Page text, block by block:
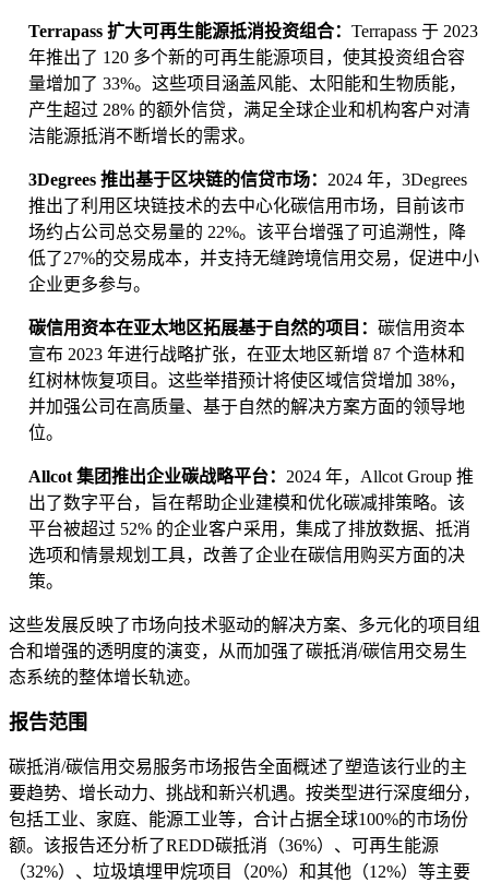
Terrapass 扩大可再生能源抵消投资组合： Terrapass 于 2023
年推出了 120 多个新的可再生能源项目，使其投资组合容
量增加了 33%。这些项目涵盖风能、太阳能和生物质能，
产生超过 28% 的额外信贷，满足全球企业和机构客户对清
洁能源抵消不断增长的需求。
3Degrees 推出基于区块链的信贷市场： 2024 年，3Degrees
推出了利用区块链技术的去中心化碳信用市场，目前该市
场约占公司总交易量的 22%。该平台增强了可追溯性，降
低了27%的交易成本，并支持无缝跨境信用交易，促进中小
企业更多参与。
碳信用资本在亚太地区拓展基于自然的项目： 碳信用资本
宣布 2023 年进行战略扩张，在亚太地区新增 87 个造林和
红树林恢复项目。这些举措预计将使区域信贷增加 38%，
并加强公司在高质量、基于自然的解决方案方面的领导地
位。
Allcot 集团推出企业碳战略平台： 2024 年，Allcot Group 推
出了数字平台，旨在帮助企业建模和优化碳减排策略。该
平台被超过 52% 的企业客户采用，集成了排放数据、抵消
选项和情景规划工具，改善了企业在碳信用购买方面的决
策。
这些发展反映了市场向技术驱动的解决方案、多元化的项目组
合和增强的透明度的演变，从而加强了碳抵消/碳信用交易生
态系统的整体增长轨迹。
报告范围
碳抵消/碳信用交易服务市场报告全面概述了塑造该行业的主
要趋势、增长动力、挑战和新兴机遇。按类型进行深度细分，
包括工业、家庭、能源工业等，合计占据全球100%的市场份
额。该报告还分析了REDD碳抵消（36%）、可再生能源
（32%）、垃圾填埋甲烷项目（20%）和其他（12%）等主要